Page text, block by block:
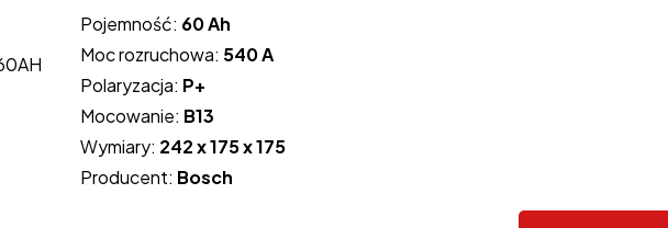
Pojemność: 60 Ah
Moc rozruchowa: 540 A
Polaryzacja: P+
Mocowanie: B13
Wymiary: 242 x 175 x 175
Producent: Bosch